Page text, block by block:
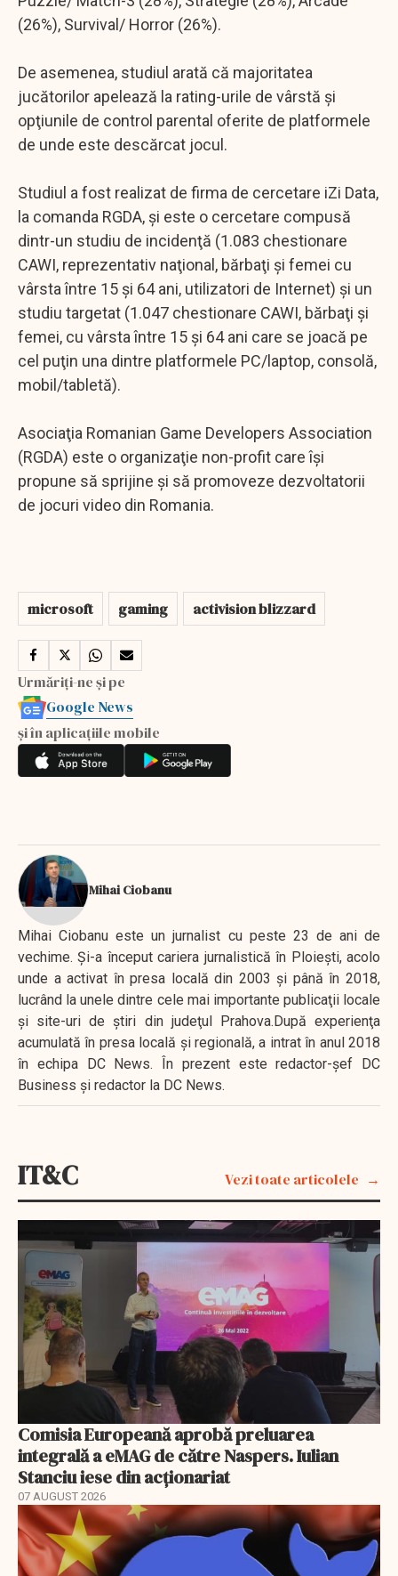
(26%), Survival/ Horror (26%).
De asemenea, studiul arată că majoritatea
jucătorilor apelează la rating-urile de vârstă şi
opţiunile de control parental oferite de platformele
de unde este descărcat jocul.
Studiul a fost realizat de firma de cercetare iZi Data,
la comanda RGDA, şi este o cercetare compusă
dintr-un studiu de incidenţă (1.083 chestionare
CAWI, reprezentativ naţional, bărbaţi şi femei cu
vârsta între 15 şi 64 ani, utilizatori de Internet) şi un
studiu targetat (1.047 chestionare CAWI, bărbaţi şi
femei, cu vârsta între 15 şi 64 ani care se joacă pe
cel puţin una dintre platformele PC/laptop, consolă,
mobil/tabletă).
Asociaţia Romanian Game Developers Association
(RGDA) este o organizaţie non-profit care îşi
propune să sprijine şi să promoveze dezvoltatorii
de jocuri video din Romania.
microsoft gaming activision blizzard
Urmăriți-ne și pe
Google News
și în aplicațiile mobile
Mihai Ciobanu
Mihai Ciobanu este un jurnalist cu peste 23 de ani de
vechime. Şi-a început cariera jurnalistică în Ploieşti, acolo
unde a activat în presa locală din 2003 şi până în 2018,
lucrând la unele dintre cele mai importante publicaţii locale
şi site-uri de ştiri din judeţul Prahova.După experienţa
acumulată în presa locală şi regională, a intrat în anul 2018
în echipa DC News. În prezent este redactor-şef DC
Business şi redactor la DC News.
IT&C Vezi toate articolele
Comisia Europeană aprobă preluarea
integrală a eMAG de către Naspers. Iulian
Stanciu iese din acționariat
07 AUGUST 2026